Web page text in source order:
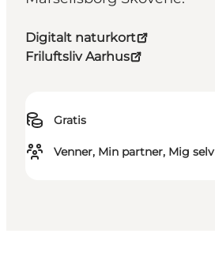
Digitalt naturkort
Friluftsliv Aarhus
Gratis
Venner, Min partner, Mig selv